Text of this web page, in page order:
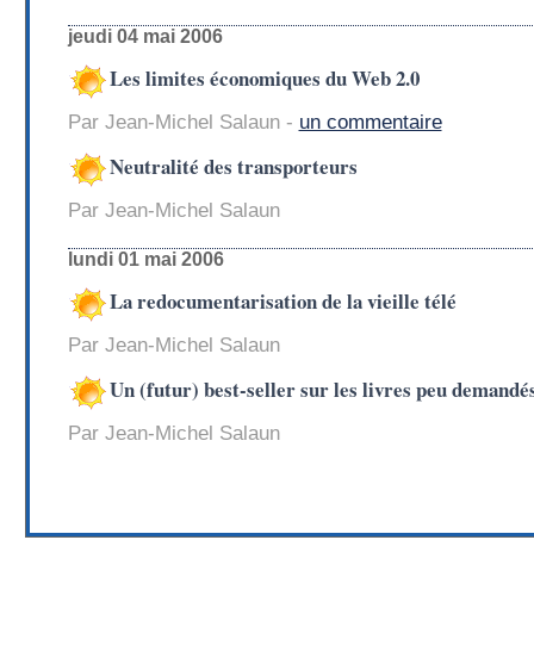
jeudi 04 mai 2006
Les limites économiques du Web 2.0
Par Jean-Michel Salaun - un commentaire
Neutralité des transporteurs
Par Jean-Michel Salaun
lundi 01 mai 2006
La redocumentarisation de la vieille télé
Par Jean-Michel Salaun
Un (futur) best-seller sur les livres peu
Par Jean-Michel Salaun